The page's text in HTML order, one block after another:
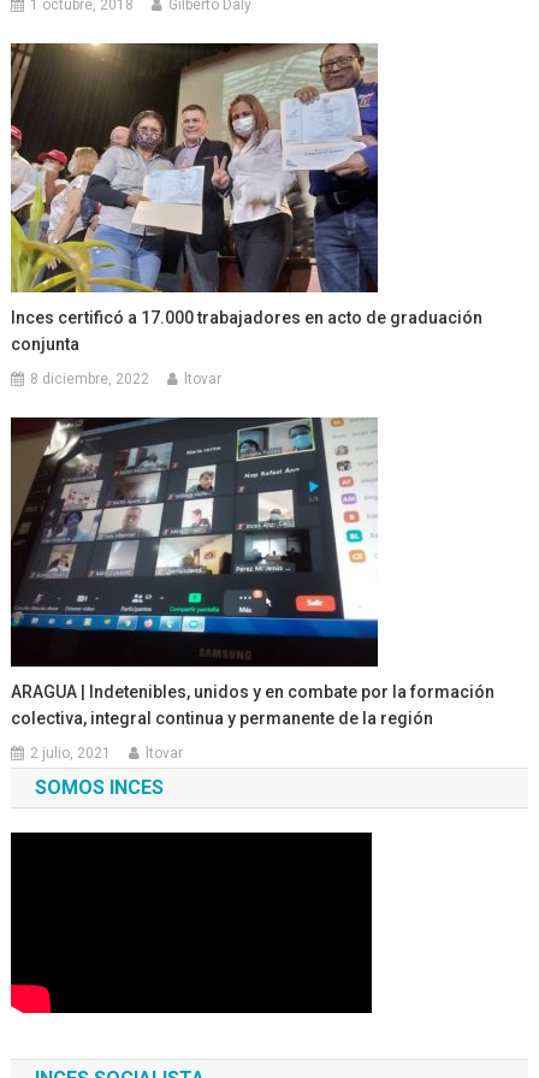
1 octubre, 2018 Gilberto Daly
Inces certificó a 17.000 trabajadores en acto de graduación
conjunta
8 diciembre, 2022 ltovar
ARAGUA | Indetenibles, unidos y en combate por la formación
colectiva, integral continua y permanente de la región
2 julio, 2021 ltovar
SOMOS INCES